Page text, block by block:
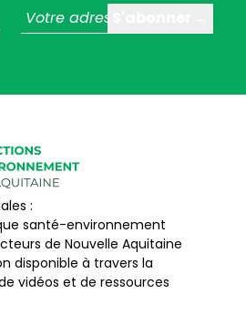
:
santé-environnement
de Nouvelle Aquitaine
disponible à travers la
vidéos et de ressources